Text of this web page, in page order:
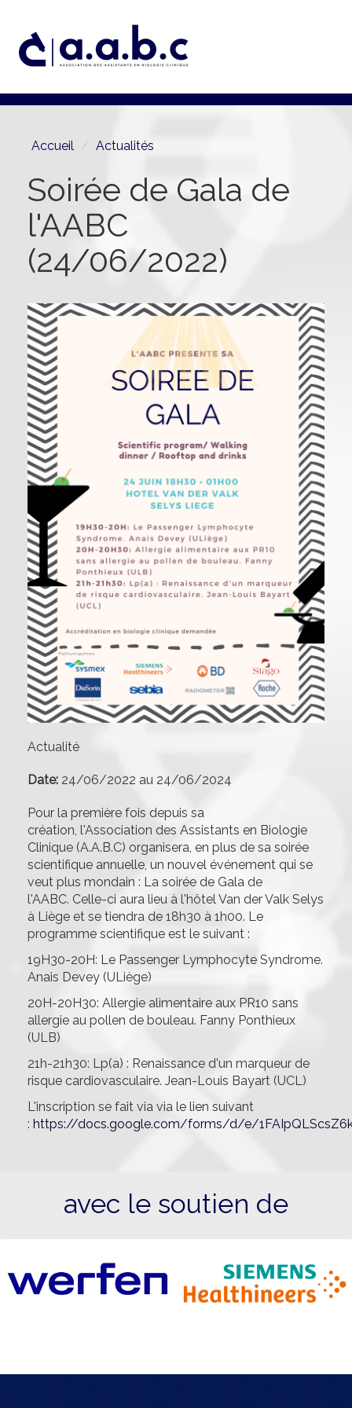
au
principalAccueil Actualités
Soirée de Gala de
l'AABC
(24/06/2022)
Actualité
Date: 24/06/2022 au 24/06/2024
Pour la première fois depuis sa
création, l'Association des Assistants en Biologie
Clinique (A.A.B.C) organisera, en plus de sa soirée
scientifique annuelle, un nouvel événement qui se
veut plus mondain : La soirée de Gala de
l'AABC. Celle-ci aura lieu à l'hôtel Van der Valk Selys
à Liège et se tiendra de 18h30 à 1h00. Le
programme scientifique est le suivant :
19H30-20H: Le Passenger Lymphocyte Syndrome.
Anais Devey (ULiège)
20H-20H30: Allergie alimentaire aux PR10 sans
allergie au pollen de bouleau. Fanny Ponthieux
(ULB)
21h-21h30: Lp(a) : Renaissance d'un marqueur de
risque cardiovasculaire. Jean-Louis Bayart (UCL)
L'inscription se fait via via le lien suivant
: https://docs.google.com/forms/d/e/
avec le soutien de